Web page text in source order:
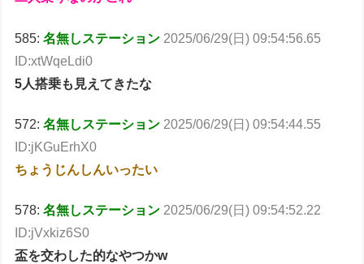
585:名無しステーション 2025/06/29(日) 09:54:56.65
ID:xtWqeLdi0
5人搭乗も見えてきたな
572:名無しステーション 2025/06/29(日) 09:54:44.55
ID:jKGuErhX0
ちょうじんしんいったい
578:名無しステーション 2025/06/29(日) 09:54:52.22
ID:jVxkiz6S0
盃を交わした的なやつかw